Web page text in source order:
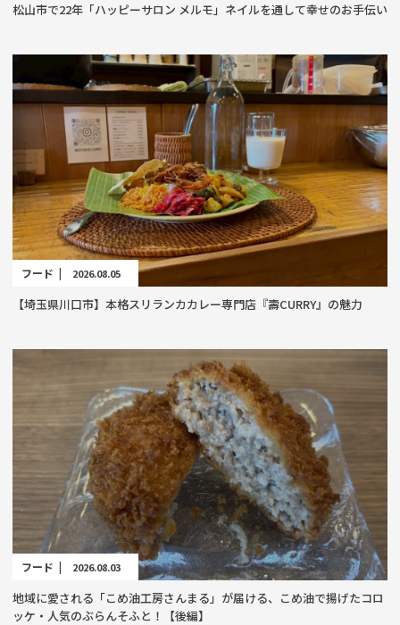
松山市で22年「ハッピーサロン メルモ」ネイルを通して幸せのお手伝い
フード | 2026.08.05
【埼玉県川口市】本格スリランカカレー専門店『壽CURRY』の魅力
フード | 2026.08.03
地域に愛される「こめ油工房さんまる」が届ける、こめ油で揚げたコロ
ッケ・人気のぶらんそふと！【後編】